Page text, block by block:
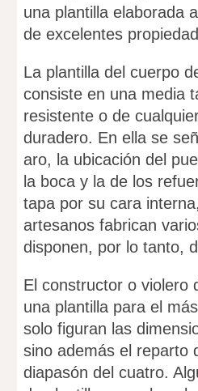
una plantilla elaborada
de excelentes
La plantilla del cuerpo
consiste en una media
resistente o de
duradero. En ella se
aro, la ubicación del
la boca y la de los
tapa por su cara
artesanos fabrican
disponen, por lo tanto,
El constructor o violero
una plantilla para el
solo figuran las
sino además el reparto
diapasón del cuatro.